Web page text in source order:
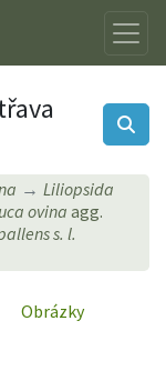
Liliopsida
ovina agg.
s. l.
Obrázky